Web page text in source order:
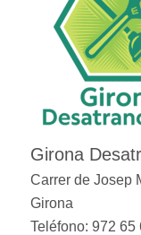
Girona
Carrer de Josep
Girona
Teléfono: 972 65